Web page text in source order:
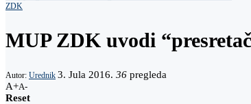
ZDK
MUP ZDK uvodi
Autor: Urednik 3. Jula 2016. 36 pregleda
A+A-
Reset